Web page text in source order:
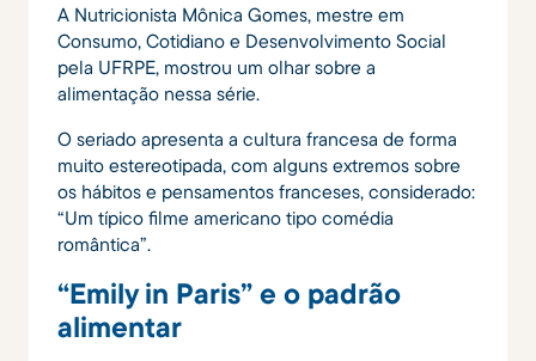
A Nutricionista Mônica Gomes, mestre em
Consumo, Cotidiano e Desenvolvimento Social
pela UFRPE, mostrou um olhar sobre a
alimentação nessa série.
O seriado apresenta a cultura francesa de forma
muito estereotipada, com alguns extremos sobre
os hábitos e pensamentos franceses, considerado:
“Um típico filme americano tipo comédia
romântica”.
“Emily in Paris” e o padrão
alimentar